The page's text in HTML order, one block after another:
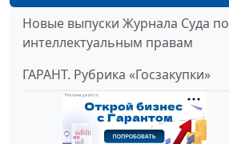
Новые выпуски Журнала Суда по
интеллектуальным правам
ГАРАНТ. Рубрика «Госзакупки»